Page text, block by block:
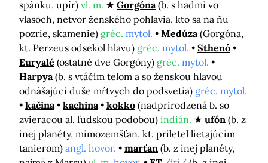
spánku, upír) vl. m. Gorgóna (b. s hadmi vo
vlasoch, netvor ženského pohlavia, kto sa na ňu
pozrie, skamenie) gréc. mytol. Medúza (Gorgóna,
kt. Perzeus odsekol hlavu) gréc. mytol.
Sthenó
Euryalé (ostatné dve Gorgóny) gréc. mytol.
Harpya (b. s vtáčím telom a so ženskou hlavou
odnášajúci duše mŕtvych do podsvetia) gréc. mytol.
kačina
kachina kokko (nadprirodzená b. so
zvieracou al. ľudskou podobou) indián. ufón (b. z
inej planéty, mimozemšťan, kt. priletel lietajúcim
tanierom) angl. hovor. marťan (b. z inej planéty,